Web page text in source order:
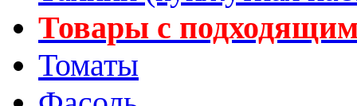
Товары с
Томаты